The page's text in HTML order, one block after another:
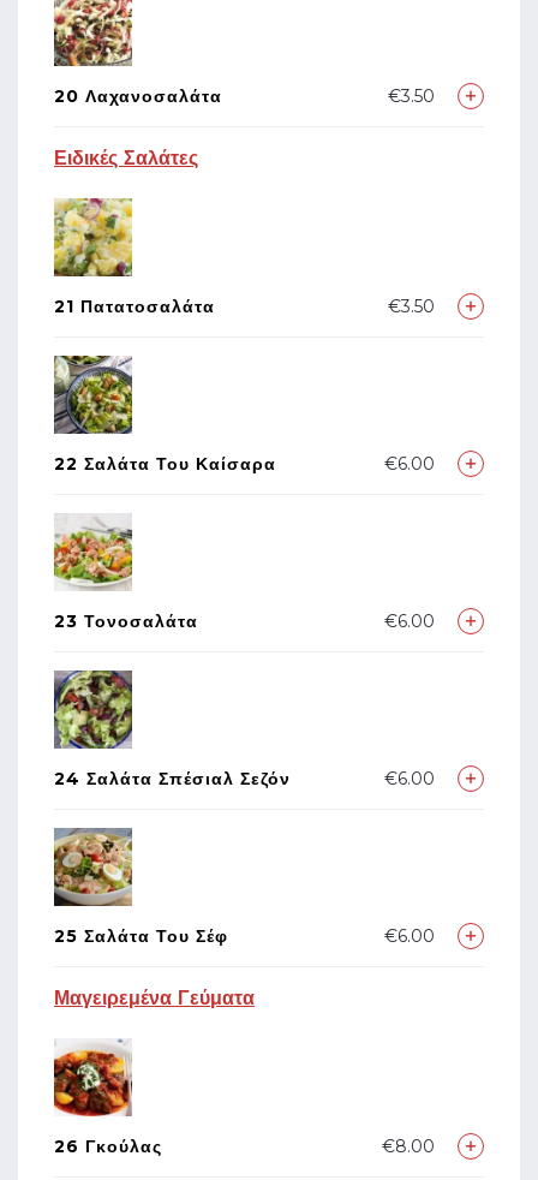
20 Λαχανοσαλάτα €3.50
Ειδικές Σαλάτες
21 Πατατοσαλάτα €3.50
22 Σαλάτα Του Καίσαρα €6.00
23 Τονοσαλάτα €6.00
24 Σαλάτα Σπέσιαλ Σεζόν €6.00
25 Σαλάτα Του Σέφ €6.00
Μαγειρεμένα Γεύματα
26 Γκούλας €8.00